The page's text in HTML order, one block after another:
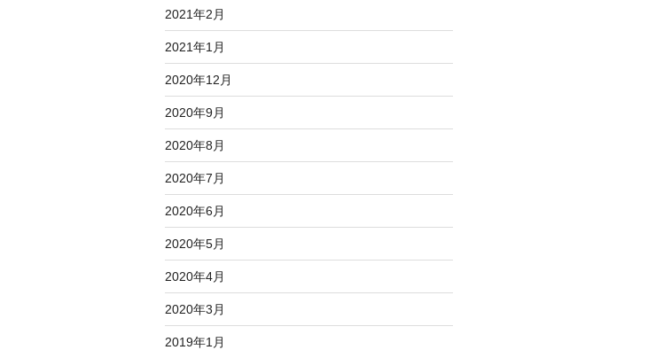
2021年2月
2021年1月
2020年12月
2020年9月
2020年8月
2020年7月
2020年6月
2020年5月
2020年4月
2020年3月
2019年1月